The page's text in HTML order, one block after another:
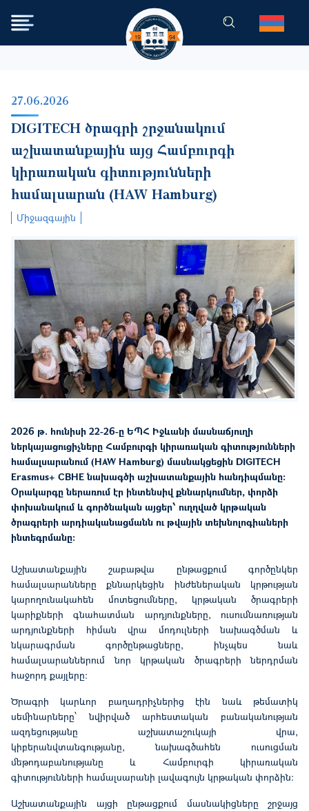
Skip to main content
27.06.2026
DIGITECH ծրագրի շրջանակում
աշխատանքային այց Համբուրգի
կիրառական գիտությունների
համալսարան (HAW Hamburg)
Միջազգային
2026 թ. հունիսի 22-26-ը ԵՊՀ Իջևանի մասնաճյուղի
ներկայացուցիչները Համբուրգի կիրառական գիտությունների
համալսարանում (HAW Hamburg) մասնակցեցին DIGITECH
Erasmus+ CBHE նախագծի աշխատանքային հանդիպմանը:
Օրակարգը ներառում էր ինտենսիվ քննարկումներ, փորձի
փոխանակում և գործնական այցեր՝ ուղղված կրթական
ծրագրերի արդիականացմանն ու թվային տեխնոլոգիաների
ինտեգրմանը:
Աշխատանքային շաբաթվա ընթացքումգործընկեր
համալսարանները քննարկեցին ինժեներական կրթության
կարողունակահեն մոտեցումները, կրթական ծրագրերի
կարիքների գնահատման արդյունքները, ուսումնառության
արդյունքների հիման վրա մոդուլների նախագծման և
նկարագրման գործընթացները, ինչպես նաև
համալսարաններում նոր կրթական ծրագրերի ներդրման
հաջորդ քայլերը:
Ծրագրի կարևոր բաղադրիչներից էին նաև թեմատիկ
սեմինարները՝ նվիրված արհեստական բանականության
ազդեցությանը աշխատաշուկայի վրա,
կիբերանվտանգությանը, նախագծահեն ուսուցման
մեթոդաբանությանը և Համբուրգի կիրառական
գիտությունների համալսարանի լավագույն կրթական փորձին:
Աշխատանքային այցի ընթացքում մասնակիցները շրջայց